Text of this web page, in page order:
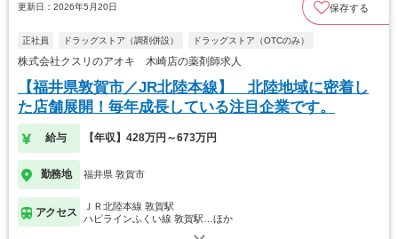
更新日：2026年5月20日 保存する
正社員 ドラッグストア（調剤併設） ドラッグストア（OTCのみ）
株式会社クスリのアオキ 木崎店の薬剤師求人
【福井県敦賀市／JR北陸本線】 北陸地域に密着し
た店舗展開！毎年成長している注目企業です。
給与 【年収】428万円～673万円
勤務地 福井県 敦賀市
アクセス
ＪＲ北陸本線 敦賀駅
ハピラインふくい線 敦賀駅…ほか